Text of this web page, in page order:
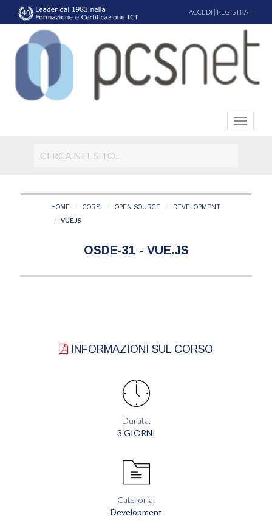
ACCEDI | REGISTRATI
HOME CORSI OPEN SOURCE DEVELOPMENT
VUE.JS
OSDE-31 - VUE.JS
INFORMAZIONI SUL CORSO
Durata:
3 GIORNI
Categoria:
Development